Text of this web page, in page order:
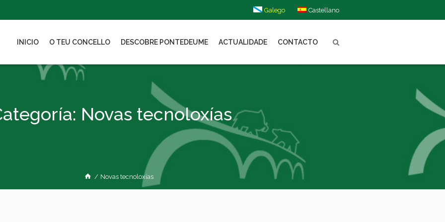
Galego Castellano
INICIO O TEU CONCELLO DESCOBRE PONTEDEUME ACTUALIDADE CONTACTO
Novas tecnoloxías
/ Novas tecnoloxías